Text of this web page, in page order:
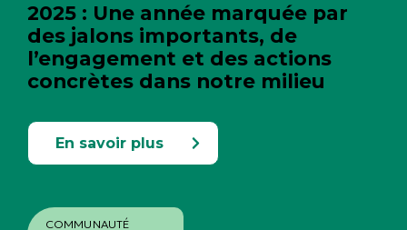
2025 : Une année marquée par
des jalons importants, de
l’engagement et des actions
concrètes dans notre milieu
En savoir plus
COMMUNAUTÉ